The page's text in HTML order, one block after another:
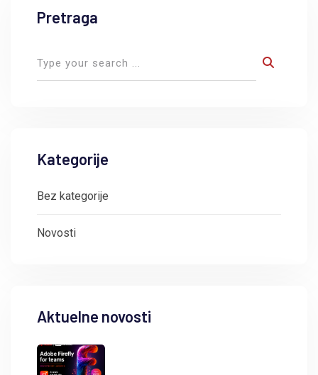
Pretraga
Kategorije
Bez kategorije
Novosti
Aktuelne novosti